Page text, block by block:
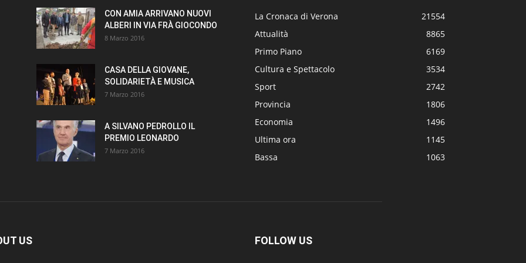
CON AMIA ARRIVANO NUOVI
ALBERI IN VIA FRÀ GIOCONDO
8 Marzo 2016
CASA DELLA GIOVANE,
SOLIDARIETÀ E MUSICA
7 Marzo 2016
A SILVANO PEDROLLO IL
PREMIO LEONARDO
7 Marzo 2016
La Cronaca di Verona
21554
Attualità
8865
Primo Piano
6169
Cultura e Spettacolo
3534
Sport
2742
Provincia
1806
Economia
1496
Ultima ora
1145
Bassa
1063
US FOLLOW US